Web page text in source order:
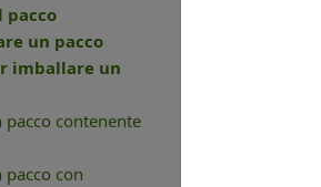
pacco
un pacco
imballare un
contenente
con